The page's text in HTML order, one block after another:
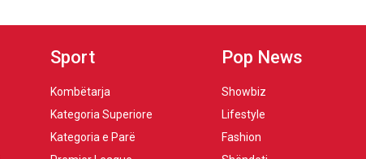
Sport
Kombëtarja
Kategoria Superiore
Kategoria e Parë
Pop News
Showbiz
Lifestyle
Fashion